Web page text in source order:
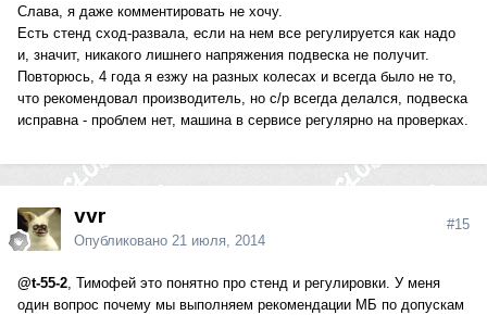
Слава, я даже комментировать не хочу.
Есть стенд сход-развала, если на нем все регулируется как надо
и, значит, никакого лишнего напряжения подвеска не получит.
Повторюсь, 4 года я езжу на разных колесах и всегда было не то,
что рекомендовал производитель, но с/р всегда делался, подвеска
исправна - проблем нет, машина в сервисе регулярно на проверках.
vvr
Опубликовано 21 июля, 2014
#15
@t-55-2, Тимофей это понятно про стенд и регулировки. У меня
один вопрос почему мы выполняем рекомендации МБ по допускам